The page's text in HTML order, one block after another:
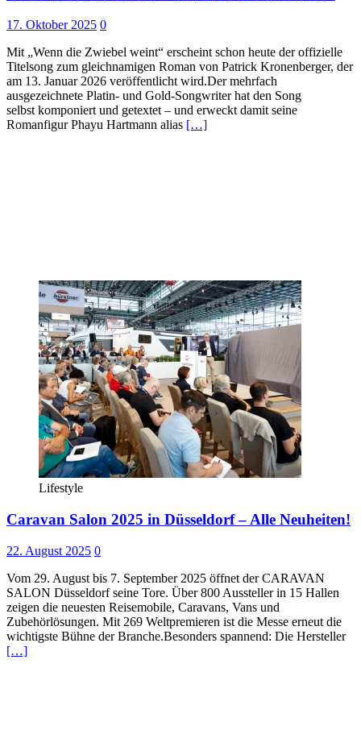
17. Oktober 2025 0
Mit „Wenn die Zwiebel weint“ erscheint schon heute der offizielle
Titelsong zum gleichnamigen Roman von Patrick Kronenberger, der
am 13. Januar 2026 veröffentlicht wird.Der mehrfach
ausgezeichnete Platin- und Gold-Songwriter hat den Song
selbst komponiert und getextet – und erweckt damit seine
Romanfigur Phayu Hartmann alias […]
Lifestyle
Caravan Salon 2025 in Düsseldorf – Alle Neuheiten!
22. August 2025 0
Vom 29. August bis 7. September 2025 öffnet der CARAVAN
SALON Düsseldorf seine Tore. Über 800 Aussteller in 15 Hallen
zeigen die neuesten Reisemobile, Caravans, Vans und
Zubehörlösungen. Mit 269 Weltpremieren ist die Messe erneut die
wichtigste Bühne der Branche.Besonders spannend: Die Hersteller
[…]